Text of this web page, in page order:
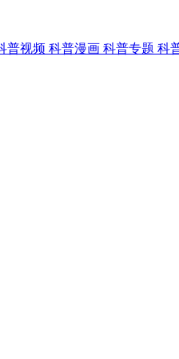
普视频 科普漫画科普专题 科